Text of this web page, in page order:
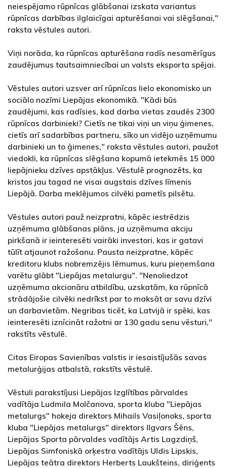
neiespējamo rūpnīcas glābšanai izskata variantus
rūpnīcas darbības ilglaicīgai apturēšanai vai slēgšanai,"
raksta vēstules autori.
Viņi norāda, ka rūpnīcas apturēšana radīs nesamērīgus
zaudējumus tautsaimniecībai un valsts eksporta spējai.
Vēstules autori uzsver arī rūpnīcas lielo ekonomisko un
sociālo nozīmi Liepājas ekonomikā. "Kādi būs
zaudējumi, kas radīsies, kad darba vietas zaudēs 2300
rūpnīcas darbinieki? Cietīs ne tikai viņi un viņu ģimenes,
cietīs arī sadarbības partneru, sīko un vidējo uzņēmumu
darbinieki un to ģimenes," raksta vēstules autori, paužot
viedokli, ka rūpnīcas slēgšana kopumā ietekmēs 15 000
liepājnieku dzīves apstākļus. Vēstulē prognozēts, ka
kristos jau tagad ne visai augstais dzīves līmenis
Liepājā. Darba meklējumos cilvēki pametīs pilsētu.
Vēstules autori pauž neizpratni, kāpēc iestrēdzis
uzņēmuma glābšanas plāns, ja uzņēmuma akciju
pirkšanā ir ieinteresēti vairāki investori, kas ir gatavi
tūlīt atjaunot ražošanu. Pausta neizpratne, kāpēc
kreditoru klubs nobremzējis lēmumus, kuru pieņemšana
varētu glābt "Liepājas metalurgu". "Nenoliedzot
uzņēmuma akcionāru atbildību, uzskatām, ka rūpnīcā
strādājošie cilvēki nedrīkst par to maksāt ar savu dzīvi
un darbavietām. Negribas ticēt, ka Latvijā ir spēki, kas
ieinteresēti iznīcināt ražotni ar 130 gadu senu vēsturi,"
rakstīts vēstulē.
Citas Eiropas Savienības valstis ir iesaistījušās savas
metalurģijas atbalstā, rakstīts vēstulē.
Vēstuli parakstījusi Liepājas Izglītības pārvaldes
vadītāja Ludmila Molčanova, sporta kluba "Liepājas
metalurgs" hokeja direktors Mihails Vasiļonoks, sporta
kluba "Liepājas metalurgs" direktors Ilgvars Šēns,
Liepājas Sporta pārvaldes vadītājs Artis Lagzdiņš,
Liepājas Simfoniskā orķestra vadītājs Uldis Lipskis,
Liepājas teātra direktors Herberts Laukšteins, diriģents